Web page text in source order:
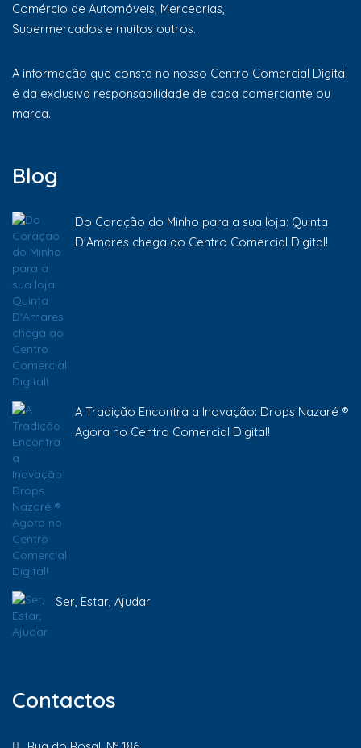
Comércio de Automóveis, Mercearias,
Supermercados e muitos outros.
A informação que consta no nosso Centro Comercial Digital
é da exclusiva responsabilidade de cada comerciante ou
marca.
Blog
Do Coração do Minho para a sua loja: Quinta
D'Amares chega ao Centro Comercial Digital!
A Tradição Encontra a Inovação: Drops Nazaré ®
Agora no Centro Comercial Digital!
Ser, Estar, Ajudar
Contactos